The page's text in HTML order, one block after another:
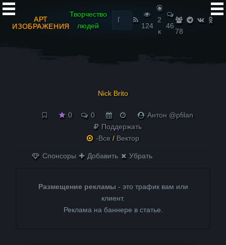
АРТ
ИЗОБРАЖЕНИЯ
Творчество
людей
Найти:
124
2
к
46
78
Nick Brito
0 0
Антон @pfilan
Поддержать
-Все / Вектор
Спонсоры Добавить Убрать
Размещение рекламы - это трафик вам или
клиент.
Реклама на баннере в статье.